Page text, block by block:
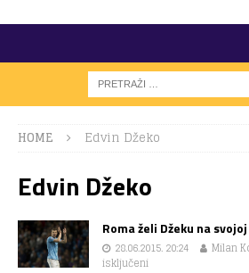
HOME Edvin Džeko
Edvin Džeko
Roma želi Džeku na
28.06.2015. 20:24 Milan
isključeni